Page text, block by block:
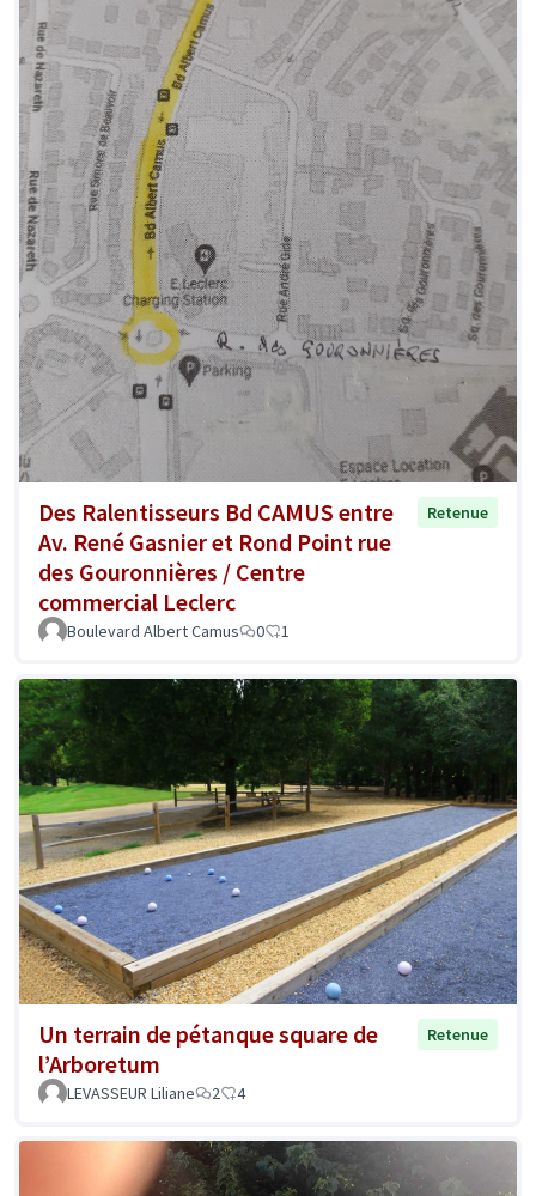
Des Ralentisseurs Bd CAMUS entre
Av. René Gasnier et Rond Point rue
des Gouronnières / Centre
commercial Leclerc
Retenue
Boulevard Albert Camus 0 1
Un terrain de pétanque square de
l’Arboretum
Retenue
LEVASSEUR Liliane 2 4